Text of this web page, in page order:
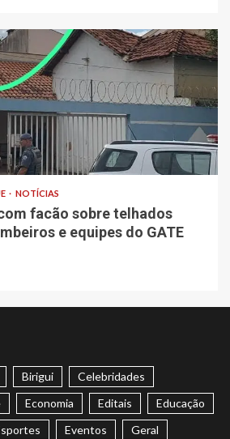
NOTÍCIAS
facão sobre telhados
e equipes do GATE
Birigui
Celebridades
Economia Editais
Educação
Eventos
Geral